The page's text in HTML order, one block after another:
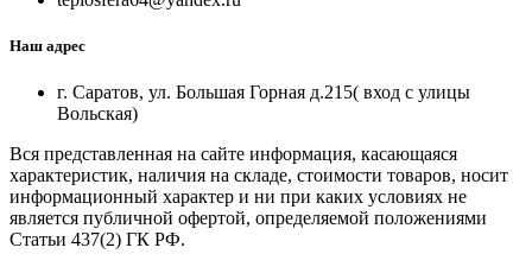
Наш адрес
г. Саратов, ул. Большая Горная д.215( вход с улицы
Вольская)
Вся представленная на сайте информация, касающаяся
характеристик, наличия на складе, стоимости товаров, носит
информационный характер и ни при каких условиях не
является публичной офертой, определяемой положениями
Статьи 437(2) ГК РФ.